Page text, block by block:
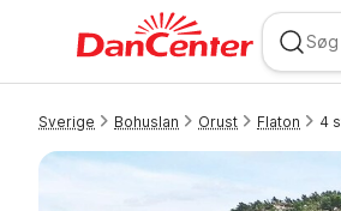
WIZARD MEMBER
Sverige Bohuslan Orust Flaton 4